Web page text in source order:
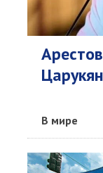
В мире